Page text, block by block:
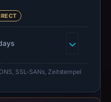
DNS, SSL-SANs, Zeitstempel